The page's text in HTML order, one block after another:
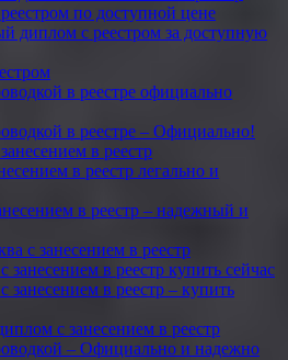
по доступной цене
диплом с реестром за доступную
в реестре официально
в реестре – Официально!
в реестр
в реестр легально и
в реестр – надежный и
с занесением в реестр
в реестр купить сейчас
в реестр – купить
с занесением в реестр
– Официально и надежно